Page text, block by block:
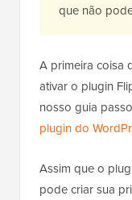
que não
A primeira coisa
ativar o plugin
nosso guia
plugin do
Assim que o
pode criar sua